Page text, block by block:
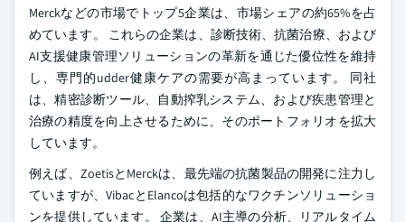
Merckなどの市場でトップ5企業は、市場シェアの約65%を占
めています。 これらの企業は、診断技術、抗菌治療、および
AI支援健康管理ソリューションの革新を通じた優位性を維持
し、専門的udder健康ケアの需要が高まっています。 同社
は、精密診断ツール、自動搾乳システム、および疾患管理と
治療の精度を向上させるために、そのポートフォリオを拡大
しています。
例えば、ZoetisとMerckは、最先端の抗菌製品の開発に注力し
ていますが、VibacとElancoは包括的なワクチンソリューショ
ンを提供しています。 企業は、AI主導の分析、リアルタイム